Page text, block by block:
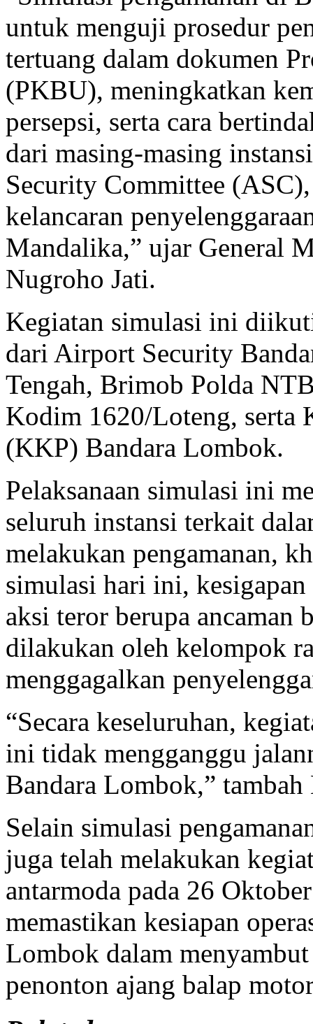
“Simulasi pengamanan di
untuk menguji prosedur
tertuang dalam dokumen
(PKBU), meningkatkan
persepsi, serta cara
dari masing-masing
Security Committee
kelancaran
Mandalika,” ujar General
Nugroho Jati.
Kegiatan simulasi ini
dari Airport Security
Tengah, Brimob Polda
Kodim 1620/Loteng, serta
(KKP) Bandara Lombok.
Pelaksanaan simulasi ini
seluruh instansi terkait
melakukan pengamanan,
simulasi hari ini,
aksi teror berupa ancaman
dilakukan oleh kelompok
menggagalkan
“Secara keseluruhan,
ini tidak mengganggu
Bandara Lombok,”
Selain simulasi
juga telah melakukan
antarmoda pada 26
memastikan kesiapan
Lombok dalam
penonton ajang balap